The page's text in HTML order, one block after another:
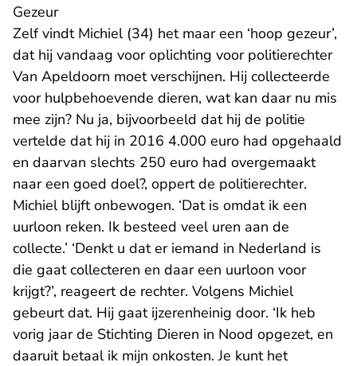
Gezeur
Zelf vindt Michiel (34) het maar een ‘hoop gezeur’,
dat hij vandaag voor oplichting voor politierechter
Van Apeldoorn moet verschijnen. Hij collecteerde
voor hulpbehoevende dieren, wat kan daar nu mis
mee zijn? Nu ja, bijvoorbeeld dat hij de politie
vertelde dat hij in 2016 4.000 euro had opgehaald
en daarvan slechts 250 euro had overgemaakt
naar een goed doel?, oppert de politierechter.
Michiel blijft onbewogen. ‘Dat is omdat ik een
uurloon reken. Ik besteed veel uren aan de
collecte.’ ‘Denkt u dat er iemand in Nederland is
die gaat collecteren en daar een uurloon voor
krijgt?’, reageert de rechter. Volgens Michiel
gebeurt dat. Hij gaat ijzerenheinig door. ‘Ik heb
vorig jaar de Stichting Dieren in Nood opgezet, en
daaruit betaal ik mijn onkosten. Je kunt het